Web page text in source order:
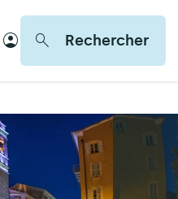
Rechercher